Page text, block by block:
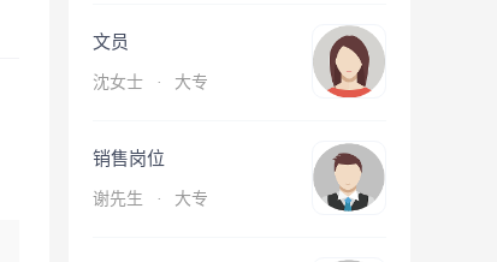
文员
沈女士 · 大专
销售岗位
谢先生 · 大专